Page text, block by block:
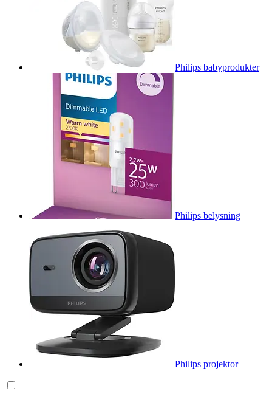
Philips babyprodukter
Philips belysning
Philips projektor